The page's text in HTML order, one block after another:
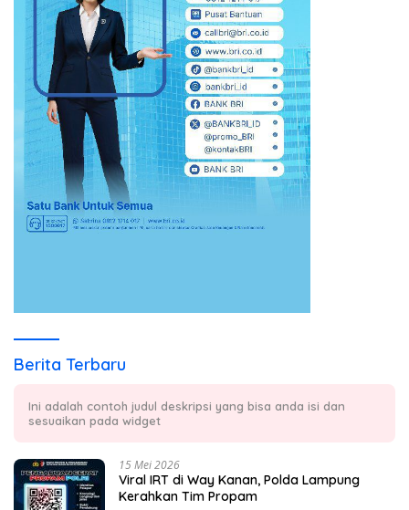
Berita Terbaru
Ini adalah contoh judul deskripsi yang bisa anda isi dan
sesuaikan pada widget
15 Mei 2026
Viral IRT di Way Kanan, Polda Lampung
Kerahkan Tim Propam